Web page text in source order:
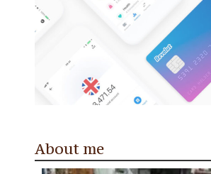
About me